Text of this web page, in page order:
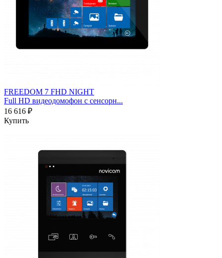
FREEDOM 7 FHD NIGHT
Full HD видеодомофон с сенсорн...
16 616 ₽
Купить